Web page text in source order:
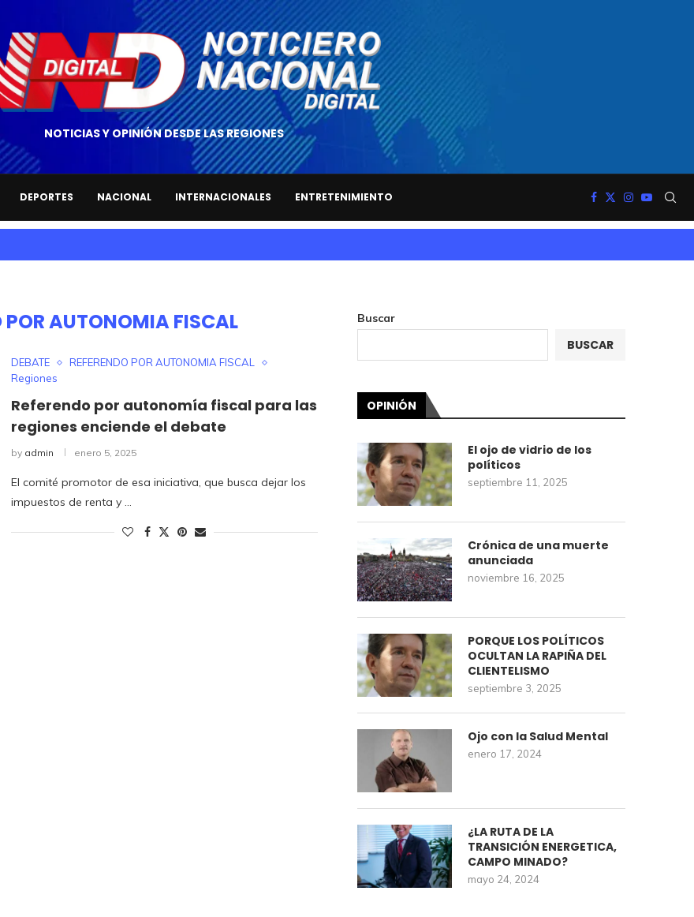
NOTICIAS Y OPINIÓN DESDE LAS REGIONES
DEPORTES NACIONAL INTERNACIONALES ENTRETENIMIENTO
POR AUTONOMIA FISCAL
DEBATE
REFERENDO POR AUTONOMIA FISCAL
Regiones
Referendo por autonomía fiscal para las
regiones enciende el debate
by admin enero 5, 2025
El comité promotor de esa iniciativa, que busca dejar los
impuestos de renta y …
Buscar
BUSCAR
OPINIÓN
El ojo de vidrio de los
políticos
septiembre 11, 2025
Crónica de una muerte
anunciada
noviembre 16, 2025
PORQUE LOS POLÍTICOS
OCULTAN LA RAPIÑA DEL
CLIENTELISMO
septiembre 3, 2025
Ojo con la Salud Mental
enero 17, 2024
¿LA RUTA DE LA
TRANSICIÓN ENERGETICA,
CAMPO MINADO?
mayo 24, 2024